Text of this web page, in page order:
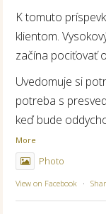
K tomuto
klientom.
začína pociťovať
Uvedomuje si
potreba s
keď bude
More
Photo
View on Facebook ·